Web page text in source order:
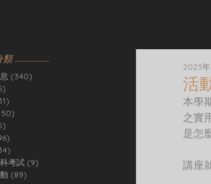
類
(340)
考試 (9)
(89)
活
2023年
本學
之實
是怎
講座